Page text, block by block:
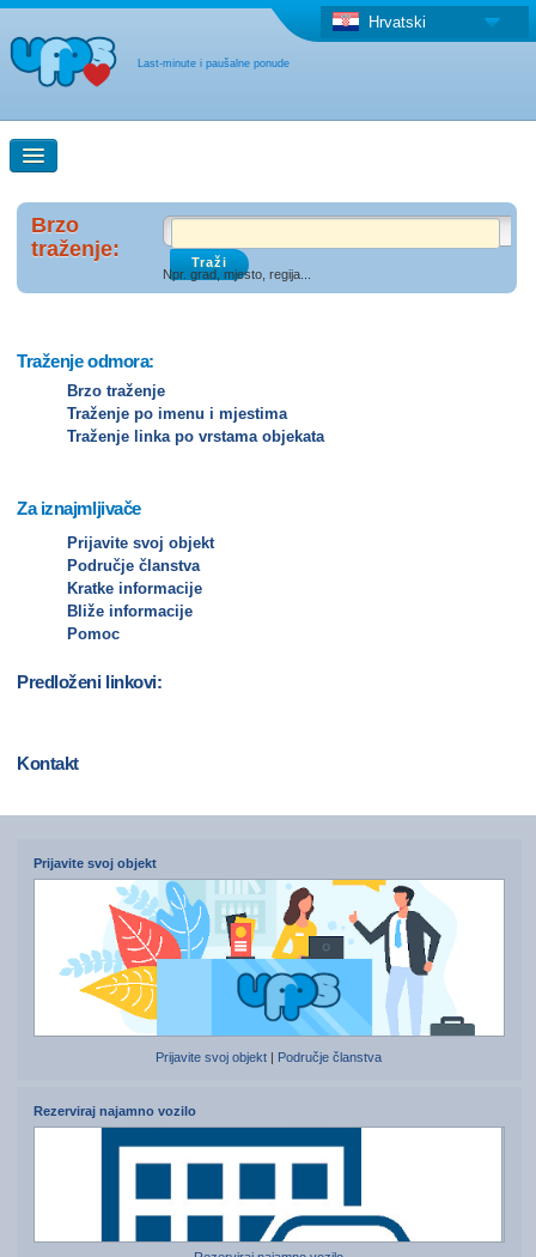
Last-minute i paušalne ponude
Hrvatski
Brzo traženje
Pretraga na zemljovidu
"Last Minute"ponuda + Paušalna ponuda
Druga država
Brzo
traženje:
Npr. grad, mjesto, regija...
Traženje odmora:
Brzo traženje
Traženje po imenu i mjestima
Traženje linka po vrstama objekata
Za iznajmljivače
Prijavite svoj objekt
Područje članstva
Kratke informacije
Bliže informacije
Pomoc
Predloženi linkovi:
Kontakt
Prijavite svoj objekt
Prijavite svoj objekt Područje članstva
Rezerviraj najamno vozilo